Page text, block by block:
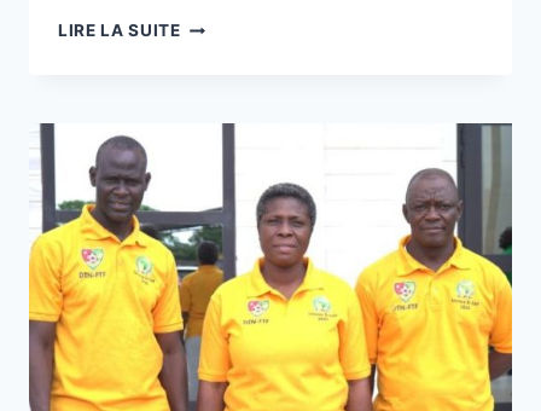
LIRE LA SUITEÉPERVIERS
VEUT
PAS
FÊTER
LE
NOUVEL
AN
AVEC
NIBOMBÉ
DARÉ